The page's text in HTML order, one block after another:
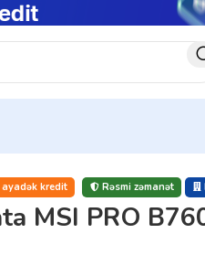
kredit Rəsmi zəmanət
MSI PRO